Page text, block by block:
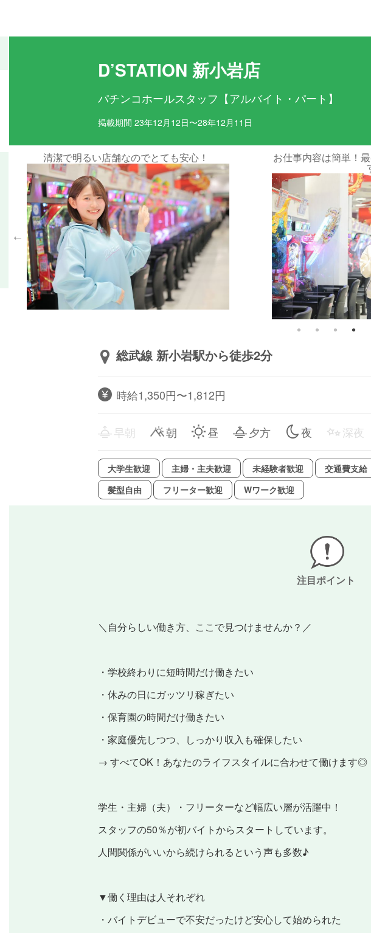
D’STATION 新小岩店
パチンコホールスタッフ【アルバイト・パート】
掲載期間 23年12月12日〜28年12月11日
清潔で明るい店舗なのでとても安心！ お仕事内容は簡単！最初は先輩
す♪
総武線 新小岩駅から徒歩2分
時給1,350円〜1,812円
早朝 朝 昼 夕方 夜 深夜
大学生歓迎 主婦・主夫歓迎 未経験者歓迎
交通費支給
髪型自由
フリーター歓迎 Wワーク歓迎
注目ポイント
＼自分らしい働き方、ここで見つけませんか？／
・学校終わりに短時間だけ働きたい
・休みの日にガッツリ稼ぎたい
・保育園の時間だけ働きたい
・家庭優先しつつ、しっかり収入も確保したい
→ すべてOK！あなたのライフスタイルに合わせて働けます◎
学生・主婦（夫）・フリーターなど幅広い層が活躍中！
スタッフの50％が初バイトからスタートしています。
人間関係がいいから続けられるという声も多数♪
▼働く理由は人それぞれ
・バイトデビューで不安だったけど安心して始められた